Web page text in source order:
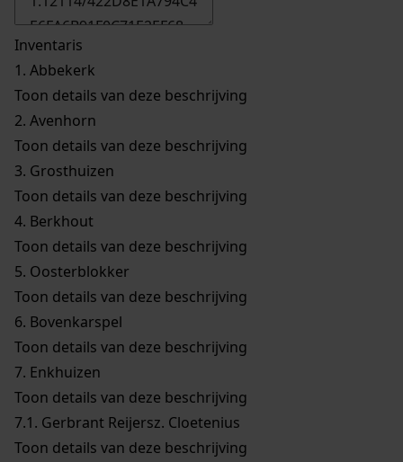
Inventaris
1. Abbekerk
Toon details van deze beschrijving
2. Avenhorn
Toon details van deze beschrijving
3. Grosthuizen
Toon details van deze beschrijving
4. Berkhout
Toon details van deze beschrijving
5. Oosterblokker
Toon details van deze beschrijving
6. Bovenkarspel
Toon details van deze beschrijving
7. Enkhuizen
Toon details van deze beschrijving
7.1. Gerbrant Reijersz. Cloetenius
Toon details van deze beschrijving